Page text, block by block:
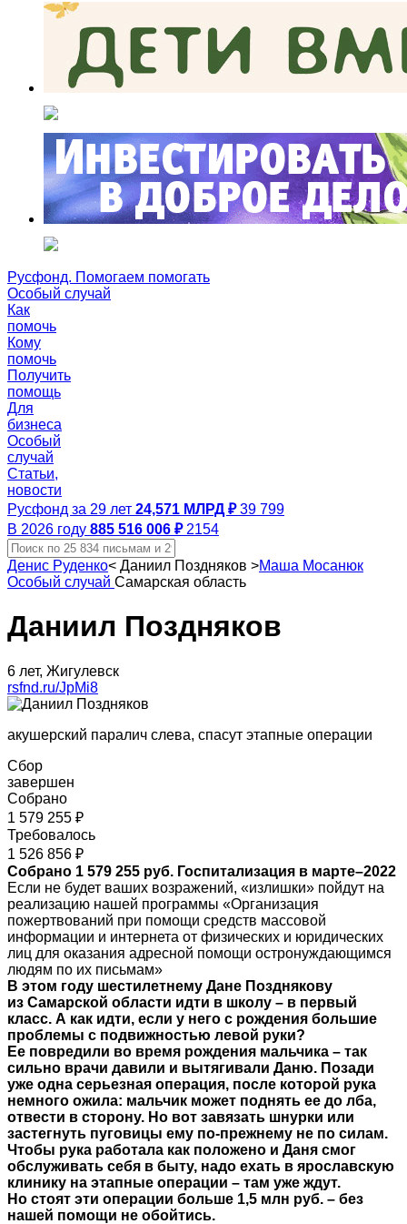
Русфонд. Помогаем помогать
Особый случай
Как
помочь
Кому
помочь
Получить
помощь
Для
бизнеса
Особый
случай
Статьи,
новости
Русфонд за 29 лет 24,571 МЛРД ₽ 39 799
В 2026 году 885 516 006 ₽ 2154
Денис Руденко< Даниил Поздняков >Маша Мосанюк
Особый случай Самарская область
Даниил Поздняков
6 лет, Жигулевск
rsfnd.ru/JpMi8
акушерский паралич слева, спасут этапные операции
Сбор
завершен
Собрано
1 579 255 ₽
Требовалось
1 526 856 ₽
Собрано 1 579 255 руб. Госпитализация в марте–2022
Если не будет ваших возражений, «излишки» пойдут на
реализацию нашей программы «Организация
пожертвований при помощи средств массовой
информации и интернета от физических и юридических
лиц для оказания адресной помощи остронуждающимся
людям по их письмам»
В этом году шестилетнему Дане Позднякову
из Самарской области идти в школу – в первый
класс. А как идти, если у него с рождения большие
проблемы с подвижностью левой руки?
Ее повредили во время рождения мальчика – так
сильно врачи давили и вытягивали Даню. Позади
уже одна серьезная операция, после которой рука
немного ожила: мальчик может поднять ее до лба,
отвести в сторону. Но вот завязать шнурки или
застегнуть пуговицы ему по-прежнему не по силам.
Чтобы рука работала как положено и Даня смог
обслуживать себя в быту, надо ехать в ярославскую
клинику на этапные операции – там уже ждут.
Но стоят эти операции больше 1,5 млн руб. – без
нашей помощи не обойтись.